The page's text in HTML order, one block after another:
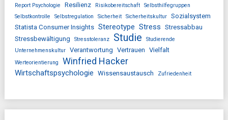
Report Psychologie Resilienz Risikobereitschaft
Selbsthilfegruppen
Selbstkontrolle
Selbstregulation Sicherheit Sicherheitskultur
Sozialsystem
Statista Consumer Insights Stereotype Stress Stressabbau
Stressbewältigung
Stresstoleranz Studie
Studierende
Unternehmenskultur
Verantwortung Vertrauen Vielfalt
Werteorientierung Winfried Hacker
Wirtschaftspsychologie Wissensaustausch Zufriedenheit